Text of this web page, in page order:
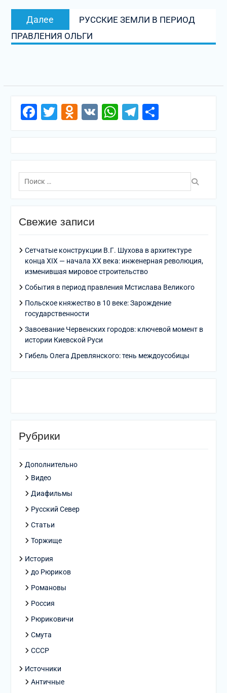
Далее
запись:
РУССКИЕ ЗЕМЛИ В ПЕРИОД
ПРАВЛЕНИЯ ОЛЬГИ
Facebook
Twitter
Odnoklassniki
VKWhatsApp
Telegram
Поиск
по:
Свежие записи
Сетчатые конструкции В.Г. Шухова в архитектуре
конца XIX — начала XX века: инженерная революция,
изменившая мировое строительство
События в период правления Мстислава Великого
Польское княжество в 10 веке: Зарождение
государственности
Завоевание Червенских городов: ключевой момент в
истории Киевской Руси
Гибель Олега Древлянского: тень междоусобицы
Рубрики
Дополнительно
Видео
Диафильмы
Русский Север
Статьи
Торжище
История
до Рюриков
Романовы
Россия
Рюриковичи
Смута
СССР
Источники
Античные